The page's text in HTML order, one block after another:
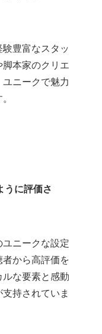
験豊富なスタッ
本家のクリエ
ニークで魅力
うに評価さ
ニークな設定
から高評価を
な要素と感動
持されていま